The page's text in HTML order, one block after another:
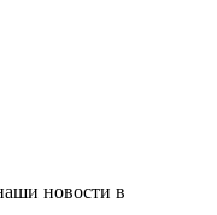
новости в